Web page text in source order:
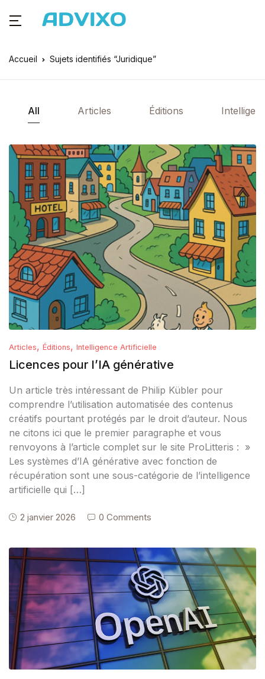
Accueil Sujets identifiés “Juridique”
All Articles Éditions
Articles, Éditions, Intelligence Artificielle
Licences pour l’IA générative
Un article très intéressant de Philip Kübler pour
comprendre l’utilisation automatisée des contenus
créatifs pourtant protégés par le droit d’auteur. Nous
ne citons ici que le premier paragraphe et vous
renvoyons à l’article complet sur le site ProLitteris : »
Les systèmes d’IA générative avec fonction de
récupération sont une sous-catégorie de l’intelligence
artificielle qui […]
2 janvier 2026 0 Comments